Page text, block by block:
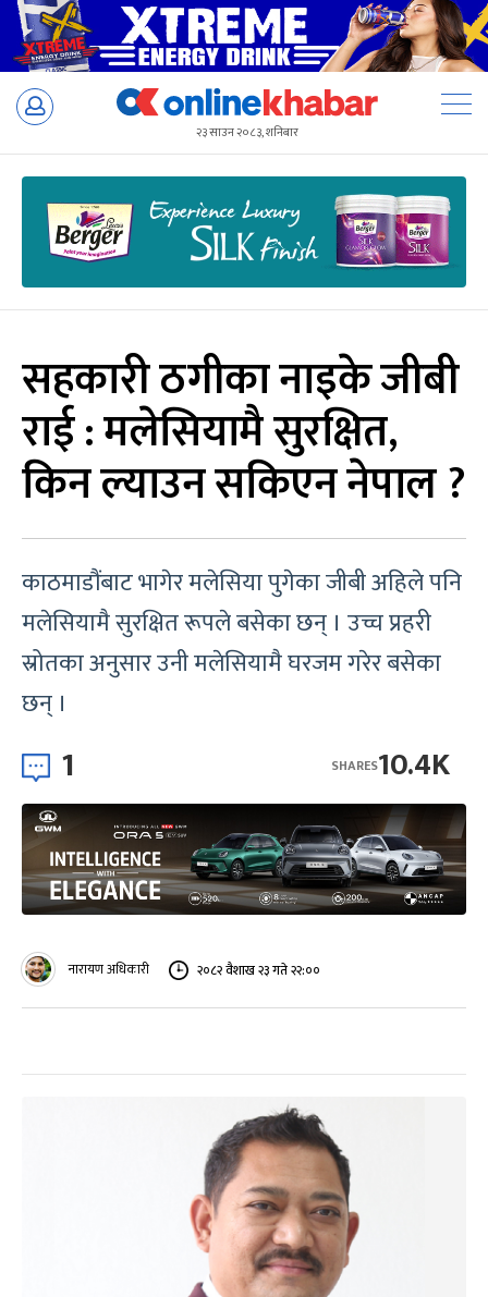
Skip
२३ साउन २०८३, शनिबार
सहकारी ठगीका नाइके जीबी
राई : मलेसियामै सुरक्षित,
किन ल्याउन सकिएन नेपाल ?
काठमाडौंबाट भागेर मलेसिया पुगेका जीबी अहिले पनि
मलेसियामै सुरक्षित रूपले बसेका छन् । उच्च प्रहरी
स्रोतका अनुसार उनी मलेसियामै घरजम गरेर बसेका
छन् ।
1 10.4K
SHARES
नारायण अधिकारी २०८२ वैशाख २३ गते २२:००